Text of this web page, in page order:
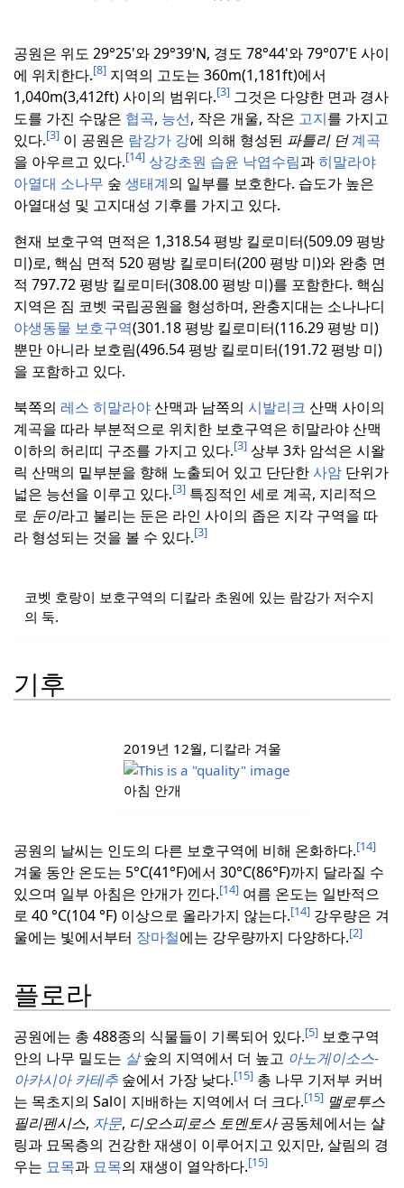
공원은 위도 29°25'와 29°39'N, 경도 78°44'와 79°07'E 사이
에 위치한다.[8] 지역의 고도는 360m(1,181ft)에서
1,040m(3,412ft) 사이의 범위다.[3] 그것은 다양한 면과 경사
도를 가진 수많은 협곡, 능선, 작은 개울, 작은 고지를 가지고
있다.[3] 이 공원은 람강가 강에 의해 형성된 파틀리 던 계곡
을 아우르고 있다.[14] 상강초원 습윤 낙엽수림과히말라야
아열대 소나무 숲 생태계의 일부를 보호한다. 습도가 높은
아열대성 및 고지대성 기후를 가지고 있다.
현재 보호구역 면적은 1,318.54 평방 킬로미터(509.09 평방
미)로, 핵심 면적 520 평방 킬로미터(200 평방 미)와 완충 면
적 797.72 평방 킬로미터(308.00 평방 미)를 포함한다. 핵심
지역은 짐 코벳 국립공원을 형성하며, 완충지대는 소나나디
야생동물 보호구역(301.18 평방 킬로미터(116.29 평방 미)
뿐만 아니라 보호림(496.54 평방 킬로미터(191.72 평방 미)
을 포함하고 있다.
북쪽의 레스 히말라야산맥과 남쪽의 시발리크 산맥 사이의
계곡을 따라 부분적으로 위치한 보호구역은 히말라야 산맥
이하의 허리띠 구조를 가지고 있다.[3] 상부 3차 암석은 시왈
릭 산맥의 밑부분을 향해 노출되어 있고 단단한사암 단위가
넓은 능선을 이루고 있다.[3] 특징적인 세로 계곡, 지리적으
로 둔이라고 불리는 둔은 라인 사이의 좁은 지각 구역을 따
라 형성되는 것을 볼 수 있다.[3]
코벳 호랑이 보호구역의 디칼라 초원에 있는 람강가 저수지
의 둑.
기후
2019년 12월, 디칼라 겨울
아침 안개
공원의 날씨는 인도의 다른 보호구역에 비해 온화하다.[14]
겨울 동안 온도는 5°C(41°F)에서 30°C(86°F)까지 달라질 수
있으며 일부 아침은 안개가 낀다.[14] 여름 온도는 일반적으
로 40 °C(104 °F) 이상으로 올라가지 않는다.[14] 강우량은 겨
울에는 빛에서부터 장마철에는 강우량까지 다양하다.[2]
플로라
공원에는 총 488종의 식물들이 기록되어 있다.[5] 보호구역
안의 나무 밀도는 살숲의 지역에서 더 높고 아노게이소스-
아카시아 카테추 숲에서 가장 낮다.[15] 총 나무 기저부 커버
는 목초지의 Sal이 지배하는 지역에서 더 크다.[15] 맬로투스
필리펜시스, 자문, 디오스피로스 토멘토사공동체에서는 샬
링과 묘목층의 건강한 재생이 이루어지고 있지만, 살림의 경
우는 묘목과 묘목의 재생이 열악하다.[15]